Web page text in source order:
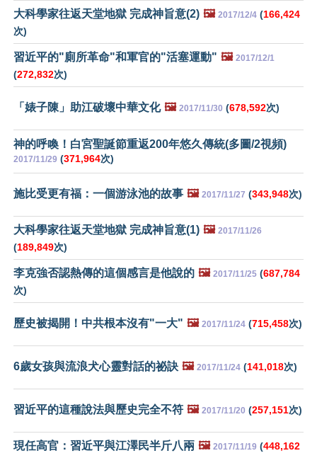
大科學家往返天堂地獄 完成神旨意(2) 🖼️ 2017/12/4 (166,424
次)
習近平的"廁所革命"和軍官的"活塞運動" 🖼️ 2017/12/1
(272,832次)
「婊子陳」助江破壞中華文化 🖼️ 2017/11/30 (678,592次)
神的呼喚！白宮聖誕節重返200年悠久傳統(多圖/2視頻)
2017/11/29 (371,964次)
施比受更有福：一個游泳池的故事 🖼️ 2017/11/27 (343,948次)
大科學家往返天堂地獄 完成神旨意(1) 🖼️ 2017/11/26
(189,849次)
李克強否認熱傳的這個感言是他說的 🖼️ 2017/11/25 (687,784
次)
歷史被揭開！中共根本沒有"一大" 🖼️ 2017/11/24 (715,458次)
6歲女孩與流浪犬心靈對話的祕訣 🖼️ 2017/11/24 (141,018次)
習近平的這種說法與歷史完全不符 🖼️ 2017/11/20 (257,151次)
現任高官：習近平與江澤民半斤八兩 🖼️ 2017/11/19 (448,162